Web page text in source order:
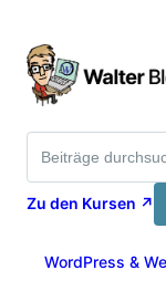
Inhalt
springen
Zu den Kursen ↗
WordPress &